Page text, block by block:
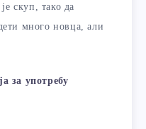
скуп, тако да
много новца, али
за употребу